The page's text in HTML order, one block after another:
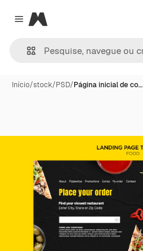
Close menu
Magnific
Início/stock/PSD/Página inicial de co…